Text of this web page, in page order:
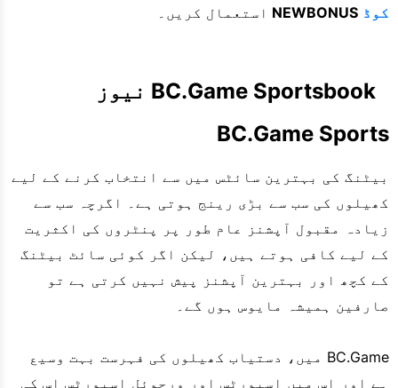
کوڈ NEWBONUS استعمال کریں۔
BC.Game Sportsbook نیوز
BC.Game Sports
بیٹنگ کی بہترین سائٹس میں سے انتخاب کرنے کے لیے
کھیلوں کی سب سے بڑی رینج ہوتی ہے۔ اگرچہ سب سے
زیادہ مقبول آپشنز عام طور پر پنٹروں کی اکثریت
کے لیے کافی ہوتے ہیں، لیکن اگر کوئی سائٹ بیٹنگ
کے کچھ اور بہترین آپشنز پیش نہیں کرتی ہے تو
صارفین ہمیشہ مایوس ہوں گے۔
BC.Game میں، دستیاب کھیلوں کی فہرست بہت وسیع
ہے اور اس میں اسپورٹس اور ورچوئل اسپورٹس اس کی